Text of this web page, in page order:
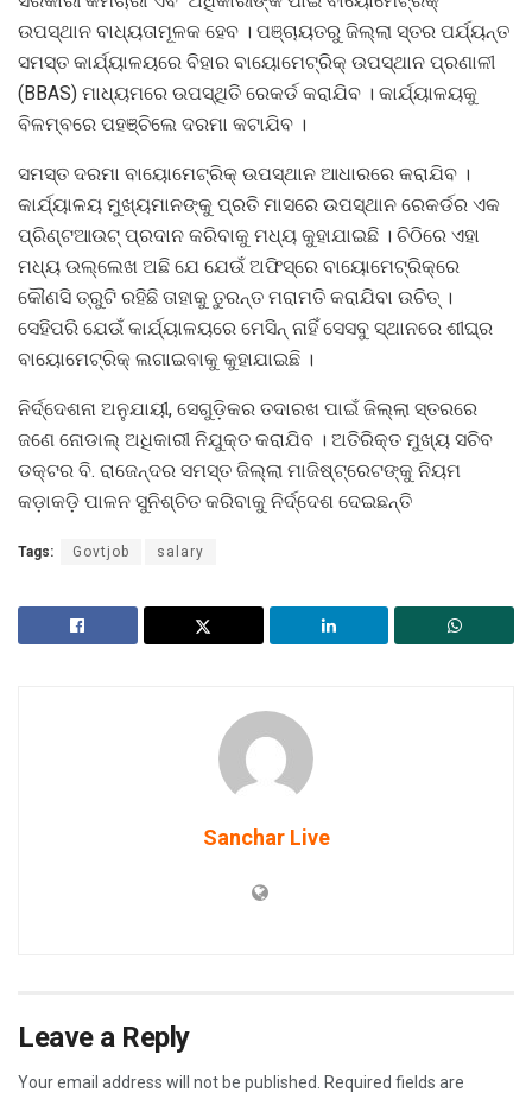
ଉପସ୍ଥାନ ବାଧ୍ୟତାମୂଳକ ହେବ । ପଞ୍ଚାୟତରୁ ଜିଲ୍ଲା ସ୍ତର ପର୍ଯ୍ୟନ୍ତ
ସମସ୍ତ କାର୍ଯ୍ୟାଳୟରେ ବିହାର ବାୟୋମେଟ୍ରିକ୍ ଉପସ୍ଥାନ ପ୍ରଣାଳୀ
(BBAS) ମାଧ୍ୟମରେ ଉପସ୍ଥିତି ରେକର୍ଡ କରାଯିବ । କାର୍ଯ୍ୟାଳୟକୁ
ବିଳମ୍ବରେ ପହଞ୍ଚିଲେ ଦରମା କଟାଯିବ ।
ସମସ୍ତ ଦରମା ବାୟୋମେଟ୍ରିକ୍ ଉପସ୍ଥାନ ଆଧାରରେ କରାଯିବ ।
କାର୍ଯ୍ୟାଳୟ ମୁଖ୍ୟମାନଙ୍କୁ ପ୍ରତି ମାସରେ ଉପସ୍ଥାନ ରେକର୍ଡର ଏକ
ପ୍ରିଣ୍ଟଆଉଟ୍ ପ୍ରଦାନ କରିବାକୁ ମଧ୍ୟ କୁହାଯାଇଛି । ଚିଠିରେ ଏହା
ମଧ୍ୟ ଉଲ୍ଲେଖ ଅଛି ଯେ ଯେଉଁ ଅଫିସ୍‌ରେ ବାୟୋମେଟ୍ରିକ୍‌ରେ
କୌଣସି ତ୍ରୁଟି ରହିଛି ତାହାକୁ ତୁରନ୍ତ ମରାମତି କରାଯିବା ଉଚିତ୍ ।
ସେହିପରି ଯେଉଁ କାର୍ଯ୍ୟାଳୟରେ ମେସିନ୍ ନାହିଁ ସେସବୁ ସ୍ଥାନରେ ଶୀଘ୍ର
ବାୟୋମେଟ୍ରିକ୍‌ ଲଗାଇବାକୁ କୁହାଯାଇଛି ।
ନିର୍ଦ୍ଦେଶନା ଅନୁଯାୟୀ, ସେଗୁଡ଼ିକର ତଦାରଖ ପାଇଁ ଜିଲ୍ଲା ସ୍ତରରେ
ଜଣେ ନୋଡାଲ୍ ଅଧିକାରୀ ନିଯୁକ୍ତ କରାଯିବ । ଅତିରିକ୍ତ ମୁଖ୍ୟ ସଚିବ
ଡକ୍ଟର ବି. ରାଜେନ୍ଦର ସମସ୍ତ ଜିଲ୍ଲା ମାଜିଷ୍ଟ୍ରେଟଙ୍କୁ ନିୟମ
କଡ଼ାକଡ଼ି ପାଳନ ସୁନିଶ୍ଚିତ କରିବାକୁ ନିର୍ଦ୍ଦେଶ ଦେଇଛନ୍ତି
Tags: Govtjob salary
Sanchar Live
Leave a Reply
Your email address will not be published.
Required fields are